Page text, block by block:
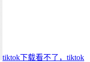
tiktok下载看不了，tiktok